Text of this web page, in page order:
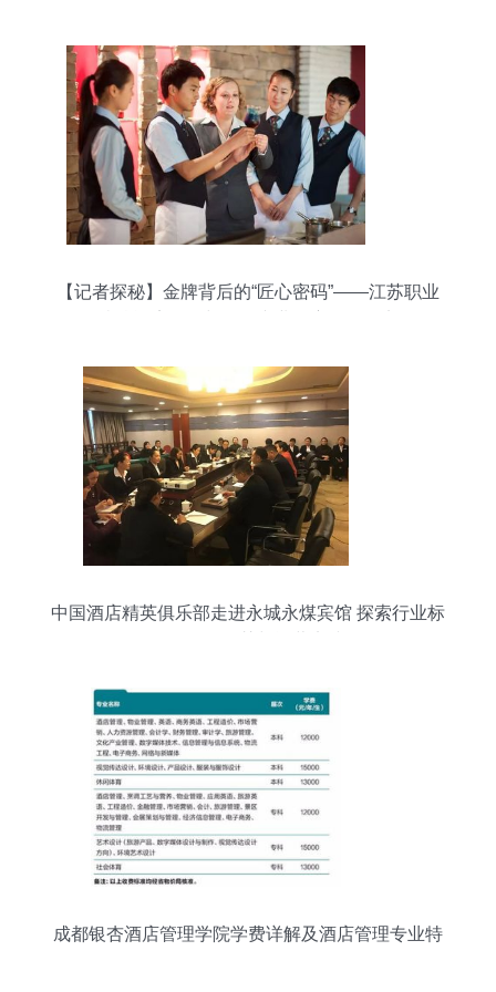
【记者探秘】金牌背后的“匠心密码”——江苏职业
中国酒店精英俱乐部走进永城永煤宾馆 探索行业标
成都银杏酒店管理学院学费详解及酒店管理专业特